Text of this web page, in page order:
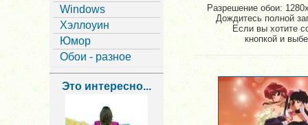
Windows
Хэллоуин
Юмор
Обои - разное
Это интересно...
Разрешение обои:
Дождитесь полной
Если вы хотите
кнопкой и